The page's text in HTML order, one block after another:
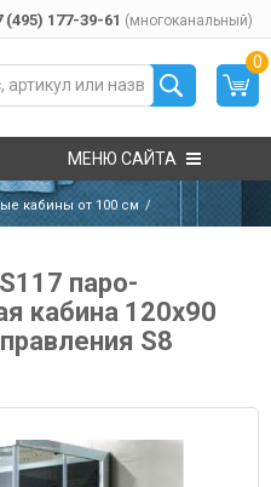
(495) 177-39-61 (многоканальный)
0
МЕНЮ САЙТА
кабины от 100 см
паро-
кабина 120х90
S8